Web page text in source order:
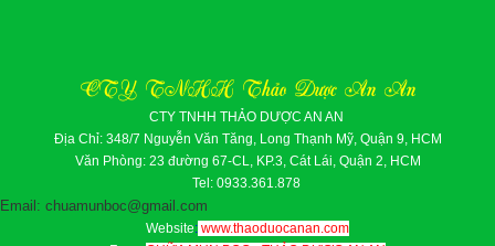
CTY TNHH Thảo Dược An An
CTY TNHH THẢO DƯỢC AN AN
Địa Chỉ: 348/7 Nguyễn Văn Tăng, Long Thạnh Mỹ, Quận 9, HCM
Văn Phòng: 23 đường 67-CL, KP.3, Cát Lái, Quận 2, HCM
Tel: 0933.361.878
Email: chuamunboc@gmail.com
Website: www.thaoduocanan.com